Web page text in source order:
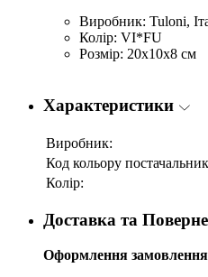
Виробник: Tuloni,
Колір: VI*FU
Розмір: 20х10х8 см
Характеристики
Виробник:
Код кольору
Колір:
Доставка та
Оформлення замовлення